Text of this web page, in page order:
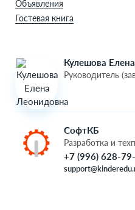
Объявления
Гостевая книга
Кулешова
Руководитель
СофтКБ
Разработка и
+7 (996) 628-